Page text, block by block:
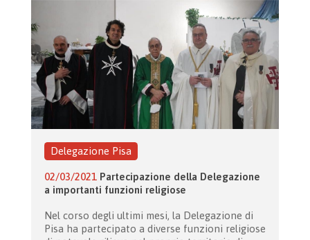
Delegazione Pisa
02/03/2021 Partecipazione della Delegazione
a importanti funzioni religiose
Nel corso degli ultimi mesi, la Delegazione di
Pisa ha partecipato a diverse funzioni religiose